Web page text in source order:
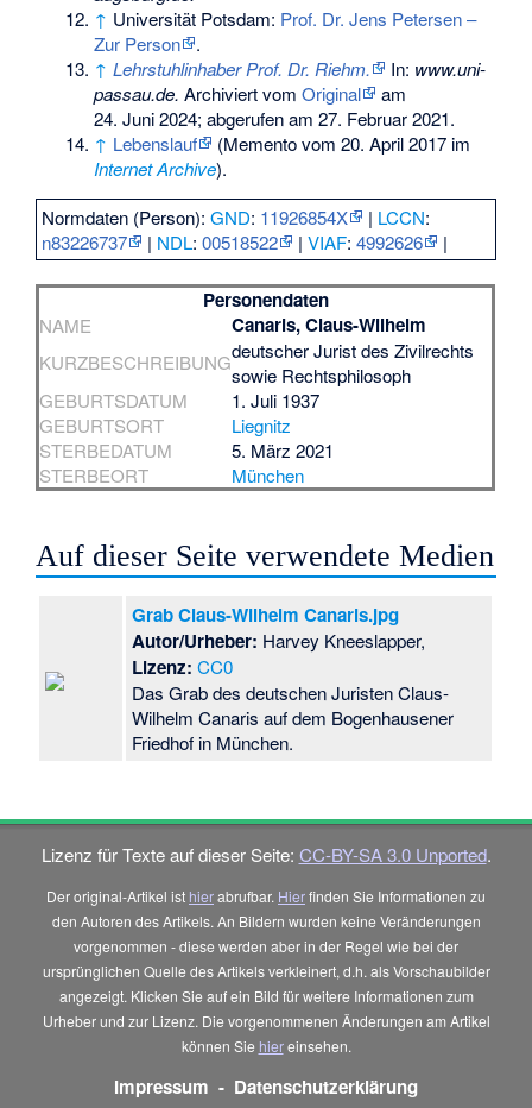
↑ Universität Potsdam: Prof. Dr. Jens Petersen –
Zur Person
.
↑ Lehrstuhlinhaber Prof. Dr. Riehm. In: www.uni-
passau.de. Archiviert vomOriginal
am
24. Juni 2024; abgerufen am 27. Februar 2021.
↑ Lebenslauf (Mementovom 20. April 2017 im
Internet Archive).
Normdaten (Person):GND: 11926854X | LCCN:
n83226737
| NDL:00518522 |VIAF:4992626 |
Personendaten
NAME Canaris, Claus-Wilhelm
KURZBESCHREIBUNGdeutscher Jurist des Zivilrechts
sowie Rechtsphilosoph
GEBURTSDATUM
1. Juli 1937
GEBURTSORT
Liegnitz
STERBEDATUM
5. März 2021
STERBEORT
München
Auf dieser Seite verwendete Medien
Grab Claus-Wilhelm Canaris.jpg
Autor/Urheber: Harvey Kneeslapper,
Lizenz: CC0
Das Grab des deutschen Juristen Claus-
Wilhelm Canaris auf dem Bogenhausener
Friedhof in München.
Lizenz für Texte auf dieser Seite: CC-BY-SA 3.0 Unported.
Der original-Artikel ist hierabrufbar. Hierfinden Sie Informationen zu
den Autoren des Artikels. An Bildern wurden keine Veränderungen
vorgenommen - diese werden aber in der Regel wie bei der
ursprünglichen Quelle des Artikels verkleinert, d.h. als Vorschaubilder
angezeigt. Klicken Sie auf ein Bild für weitere Informationen zum
Urheber und zur Lizenz. Die vorgenommenen Änderungen am Artikel
können Sie hiereinsehen.
Impressum - Datenschutzerklärung